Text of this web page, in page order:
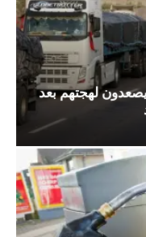
يصعدون لهجتهم بعد